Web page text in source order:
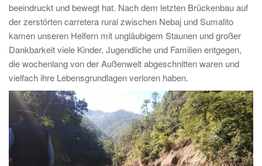
beeindruckt und bewegt hat. Nach dem letzten Brückenbau auf
der zerstörten carretera rural zwischen Nebaj und Sumalito
kamen unseren Helfern mit ungläubigem Staunen und großer
Dankbarkeit viele Kinder, Jugendliche und Familien entgegen,
die wochenlang von der Außenwelt abgeschnitten waren und
vielfach ihre Lebensgrundlagen verloren haben.